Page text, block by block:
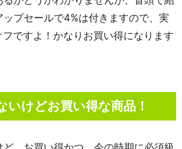
プセールで4%は付きますので、実
ですよ！かなりお買い得になります
いけどお買い得な商品！